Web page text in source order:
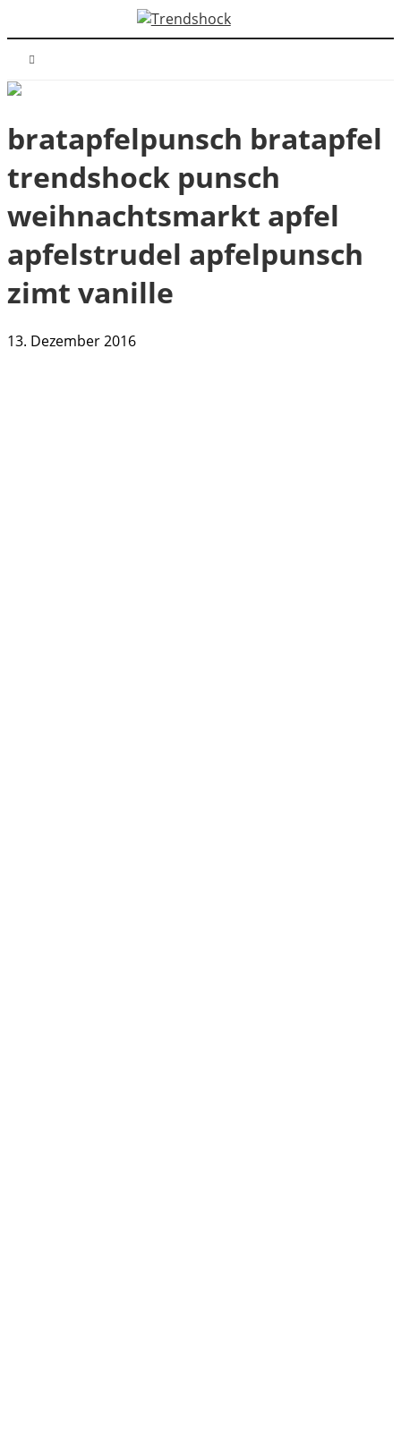
bratapfelpunsch bratapfel
trendshock punsch
weihnachtsmarkt apfel
apfelstrudel apfelpunsch
zimt vanille
13. Dezember 2016